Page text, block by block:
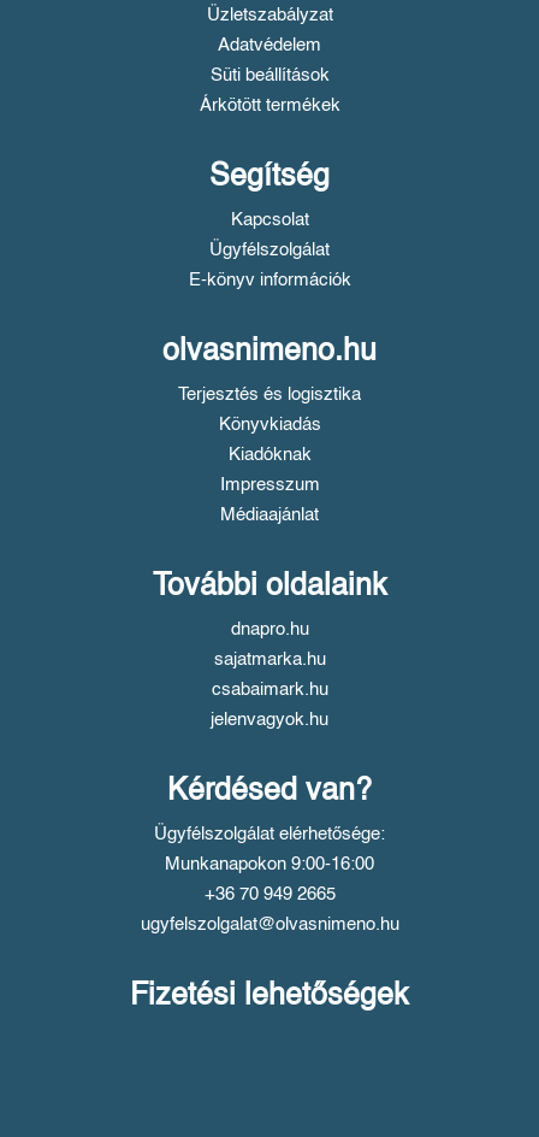
Üzletszabályzat
Adatvédelem
Süti beállítások
Árkötött termékek
Segítség
Kapcsolat
Ügyfélszolgálat
E-könyv információk
olvasnimeno.hu
Terjesztés és logisztika
Könyvkiadás
Kiadóknak
Impresszum
Médiaajánlat
További oldalaink
dnapro.hu
sajatmarka.hu
csabaimark.hu
jelenvagyok.hu
Kérdésed van?
Ügyfélszolgálat elérhetősége:
Munkanapokon 9:00-16:00
+36 70 949 2665
ugyfelszolgalat@olvasnimeno.hu
Fizetési lehetőségek